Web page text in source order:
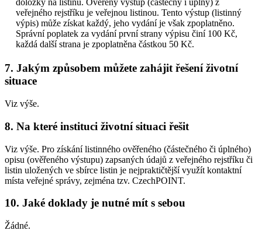
veřejného rejstříku je veřejnou listinou. Tento výstup (listinný
výpis) může získat každý, jeho vydání je však zpoplatněno.
Správní poplatek za vydání první strany výpisu činí 100 Kč,
každá další strana je zpoplatněna částkou 50 Kč.
7. Jakým způsobem můžete zahájit řešení životní
situace
Viz výše.
8. Na které instituci životní situaci řešit
Viz výše. Pro získání listinného ověřeného (částečného či úplného)
opisu (ověřeného výstupu) zapsaných údajů z veřejného rejstříku či
listin uložených ve sbírce listin je nejpraktičtější využít kontaktní
místa veřejné správy, zejména tzv. CzechPOINT.
10. Jaké doklady je nutné mít s sebou
Žádné.